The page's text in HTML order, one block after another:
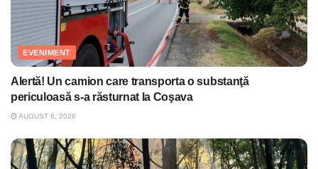
EVENIMENT
Alertă! Un camion care transporta o substanţă
periculoasă s-a răsturnat la Coşava
AUGUST 6, 2026